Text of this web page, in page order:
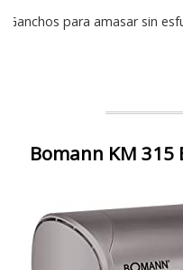
Ganchos para amasar sin
Bomann KM